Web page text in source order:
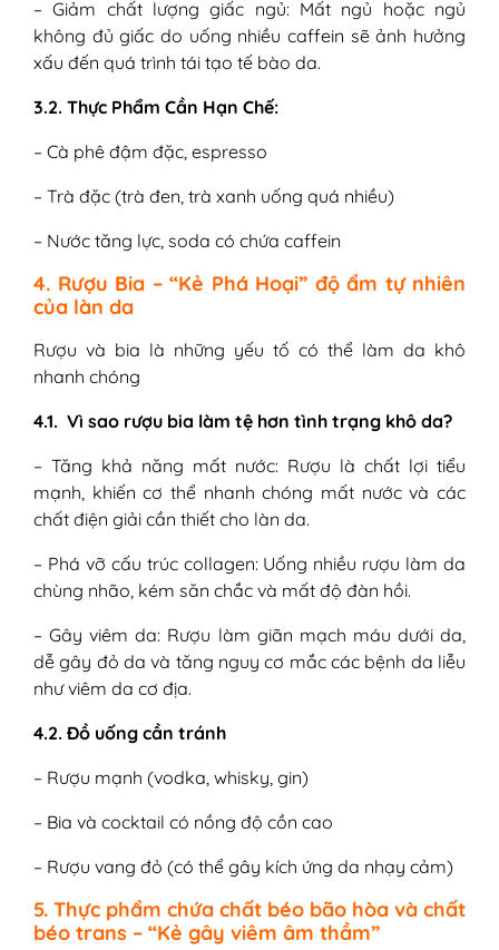
– Giảm chất lượng giấc ngủ: Mất ngủ hoặc ngủ
không đủ giấc do uống nhiều caffein sẽ ảnh hưởng
xấu đến quá trình tái tạo tế bào da.
3.2. Thực Phẩm Cần Hạn Chế:
– Cà phê đậm đặc, espresso
– Trà đặc (trà đen, trà xanh uống quá nhiều)
– Nước tăng lực, soda có chứa caffein
4. Rượu Bia – “Kẻ Phá Hoại” độ ẩm tự nhiên
của làn da
Rượu và bia là những yếu tố có thể làm da khô
nhanh chóng
4.1. Vì sao rượu bia làm tệ hơn tình trạng khô da?
– Tăng khả năng mất nước: Rượu là chất lợi tiểu
mạnh, khiến cơ thể nhanh chóng mất nước và các
chất điện giải cần thiết cho làn da.
– Phá vỡ cấu trúc collagen: Uống nhiều rượu làm da
chùng nhão, kém săn chắc và mất độ đàn hồi.
– Gây viêm da: Rượu làm giãn mạch máu dưới da,
dễ gây đỏ da và tăng nguy cơ mắc các bệnh da liễu
như viêm da cơ địa.
4.2. Đồ uống cần tránh
– Rượu mạnh (vodka, whisky, gin)
– Bia và cocktail có nồng độ cồn cao
– Rượu vang đỏ (có thể gây kích ứng da nhạy cảm)
5. Thực phẩm chứa chất béo bão hòa và chất
béo trans – “Kẻ gây viêm âm thầm”